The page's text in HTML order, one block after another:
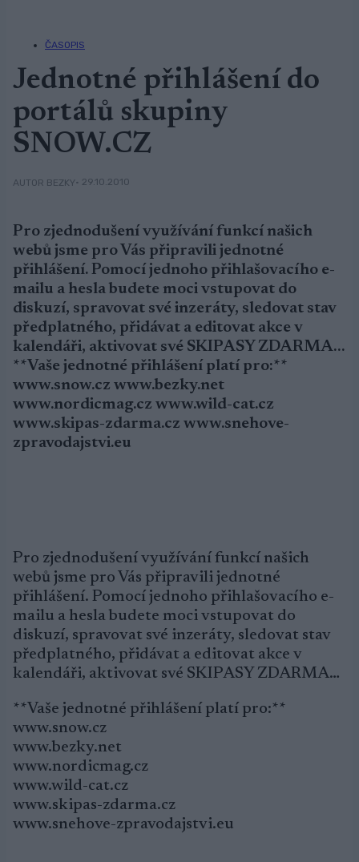
ČASOPIS
Jednotné přihlášení do
portálů skupiny
SNOW.CZ
AUTOR BEZKY• 29.10.2010
Pro zjednodušení využívání funkcí našich
webů jsme pro Vás připravili jednotné
přihlášení. Pomocí jednoho přihlašovacího e-
mailu a hesla budete moci vstupovat do
diskuzí, spravovat své inzeráty, sledovat stav
předplatného, přidávat a editovat akce v
kalendáři, aktivovat své SKIPASY ZDARMA…
**Vaše jednotné přihlášení platí pro:**
www.snow.cz www.bezky.net
www.nordicmag.cz www.wild-cat.cz
www.skipas-zdarma.cz www.snehove-
zpravodajstvi.eu
Pro zjednodušení využívání funkcí našich
webů jsme pro Vás připravili jednotné
přihlášení. Pomocí jednoho přihlašovacího e-
mailu a hesla budete moci vstupovat do
diskuzí, spravovat své inzeráty, sledovat stav
předplatného, přidávat a editovat akce v
kalendáři, aktivovat své SKIPASY ZDARMA…
**Vaše jednotné přihlášení platí pro:**
www.snow.cz
www.bezky.net
www.nordicmag.cz
www.wild-cat.cz
www.skipas-zdarma.cz
www.snehove-zpravodajstvi.eu